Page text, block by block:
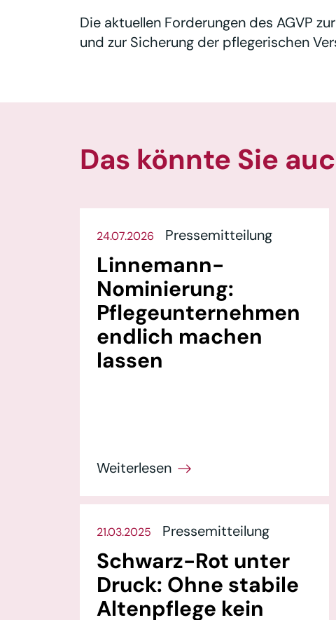
Die aktuellen Forderungen des AGVP
und zur Sicherung der pflegerischen
Das könnte Sie
24.07.2026 Pressemitteilung
Linnemann-
Nominierung:
Pflegeunternehmen
endlich machen
lassen
21.03.2025 Pressemitteilung
Schwarz-Rot unter
Druck: Ohne stabile
Altenpflege kein